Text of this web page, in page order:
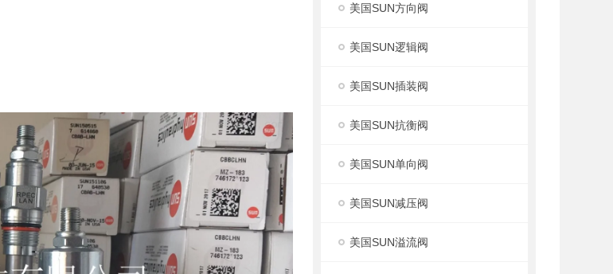
美国SUN方向阀
美国SUN逻辑阀
美国SUN插装阀
美国SUN抗衡阀
美国SUN单向阀
美国SUN减压阀
美国SUN溢流阀